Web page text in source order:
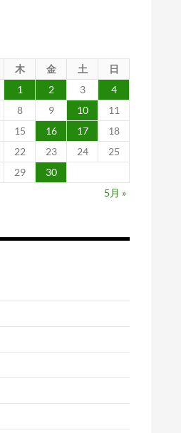
木 金 土
日
1
2 3
4
8 9 10
11
15 16 17
18
22 23 24
25
29
30
5月 »